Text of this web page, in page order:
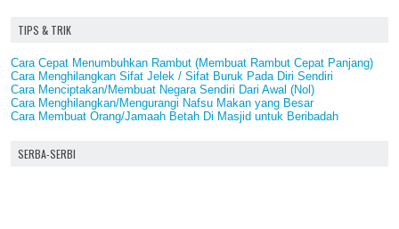
TIPS & TRIK
Cara Cepat Menumbuhkan Rambut (Membuat Rambut Cepat Panjang)
Cara Menghilangkan Sifat Jelek / Sifat Buruk Pada Diri Sendiri
Cara Menciptakan/Membuat Negara Sendiri Dari Awal (Nol)
Cara Menghilangkan/Mengurangi Nafsu Makan yang Besar
Cara Membuat Orang/Jamaah Betah Di Masjid untuk Beribadah
SERBA-SERBI